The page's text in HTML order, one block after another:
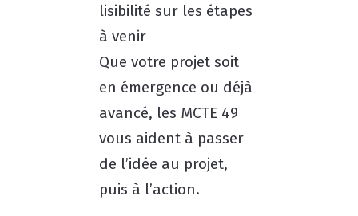
lisibilité sur les étapes
à venir
Que votre projet soit
en émergence ou déjà
avancé, les MCTE 49
vous aident à passer
de l’idée au projet,
puis à l’action.